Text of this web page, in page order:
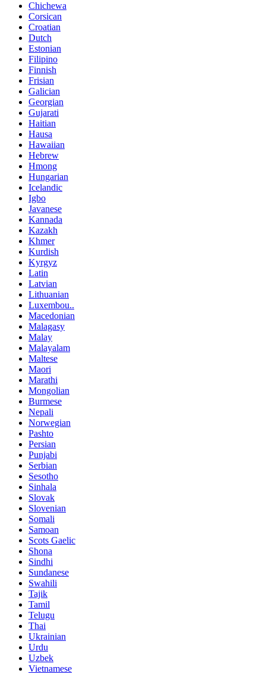
Chichewa
Corsican
Croatian
Dutch
Estonian
Filipino
Finnish
Frisian
Galician
Georgian
Gujarati
Haitian
Hausa
Hawaiian
Hebrew
Hmong
Hungarian
Icelandic
Igbo
Javanese
Kannada
Kazakh
Khmer
Kurdish
Kyrgyz
Latin
Latvian
Lithuanian
Luxembou..
Macedonian
Malagasy
Malay
Malayalam
Maltese
Maori
Marathi
Mongolian
Burmese
Nepali
Norwegian
Pashto
Persian
Punjabi
Serbian
Sesotho
Sinhala
Slovak
Slovenian
Somali
Samoan
Scots Gaelic
Shona
Sindhi
Sundanese
Swahili
Tajik
Tamil
Telugu
Thai
Ukrainian
Urdu
Uzbek
Vietnamese